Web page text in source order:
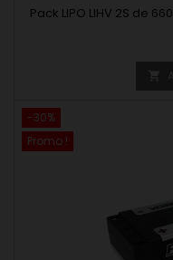
Pack LIPO LIHV 2S de
-30%
Promo !